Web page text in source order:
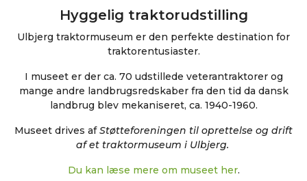
Hyggelig traktorudstilling
Ulbjerg traktormuseum er den perfekte destination for
traktorentusiaster.
I museet er der ca. 70 udstillede veterantraktorer og
mange andre landbrugsredskaber fra den tid da dansk
landbrug blev mekaniseret, ca. 1940-1960.
Museet drives afStøtteforeningen til oprettelse og drift
af et traktormuseum i Ulbjerg.
Du kan læse mere om museet her.